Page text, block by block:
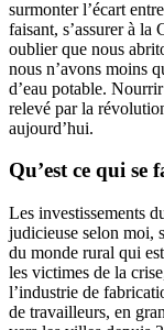
surmonter l’écart
faisant, s’assurer à
oublier que nous
nous n’avons moins
d’eau potable.
relevé par la
aujourd’hui.
Qu’est ce qui
Les investissements
judicieuse selon moi,
du monde rural qui
les victimes de la
l’industrie de
de travailleurs, en